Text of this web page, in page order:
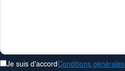
Je suis d'accordConditions générales